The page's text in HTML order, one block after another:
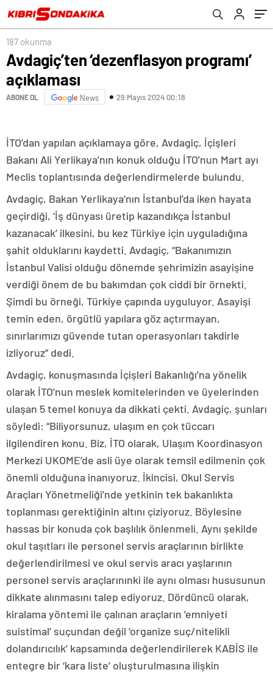
187 okunma
Avdagiç’ten ‘dezenflasyon programı’
açıklaması
ABONE OL News 29 Mayıs 2024 00:18
İTO’dan yapılan açıklamaya göre, Avdagiç, İçişleri
Bakanı Ali Yerlikaya’nın konuk olduğu İTO’nun Mart ayı
Meclis toplantısında değerlendirmelerde bulundu.
Avdagiç, Bakan Yerlikaya’nın İstanbul’da iken hayata
geçirdiği, ‘İş dünyası üretip kazandıkça İstanbul
kazanacak’ ilkesini, bu kez Türkiye için uyguladığına
şahit olduklarını kaydetti. Avdagiç, “Bakanımızın
İstanbul Valisi olduğu dönemde şehrimizin asayişine
verdiği önem de bu bakımdan çok ciddi bir örnekti.
Şimdi bu örneği, Türkiye çapında uyguluyor. Asayişi
temin eden, örgütlü yapılara göz açtırmayan,
sınırlarımızı güvende tutan operasyonları takdirle
izliyoruz” dedi.
Avdagiç, konuşmasında İçişleri Bakanlığı’na yönelik
olarak İTO’nun meslek komitelerinden ve üyelerinden
ulaşan 5 temel konuya da dikkati çekti. Avdagiç, şunları
söyledi: “Biliyorsunuz, ulaşım en çok tüccarı
ilgilendiren konu. Biz, İTO olarak, Ulaşım Koordinasyon
Merkezi UKOME’de asli üye olarak temsil edilmenin çok
önemli olduğuna inanıyoruz. İkincisi, Okul Servis
Araçları Yönetmeliği’nde yetkinin tek bakanlıkta
toplanması gerektiğinin altını çiziyoruz. Böylesine
hassas bir konuda çok başlılık önlenmeli. Aynı şekilde
okul taşıtları ile personel servis araçlarının birlikte
değerlendirilmesi ve okul servis aracı yaşlarının
personel servis araçlarınınki ile aynı olması hususunun
dikkate alınmasını talep ediyoruz. Dördüncü olarak,
kiralama yöntemi ile çalınan araçların ’emniyeti
suistimal’ suçundan değil ‘organize suç/nitelikli
dolandırıcılık’ kapsamında değerlendirilerek KABİS ile
entegre bir ‘kara liste’ oluşturulmasına ilişkin